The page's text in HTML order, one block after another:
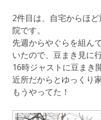
2件目は、自宅からほ
院です。
先週からやぐらを組ん
いたので、豆まき見に
16時ジャストに豆まき
近所だからとゆっくり
もうやってた！